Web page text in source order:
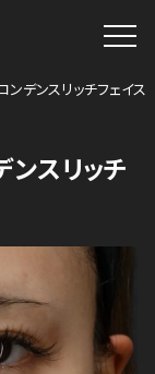
デンスリッチフェイス
スリッチ